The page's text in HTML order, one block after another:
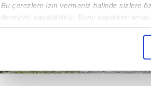
Bu çerezlere izin vermeniz halinde sizlere
deneyimi yaşatabiliriz. Bunu yaparken
içerikleri sunabilmek adına elimizden gelen